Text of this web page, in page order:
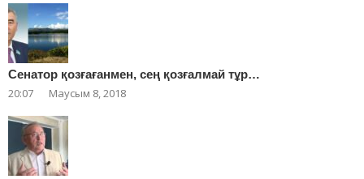
Сенатор қозғағанмен, сең қозғалмай тұр…
20:07 Маусым 8, 2018